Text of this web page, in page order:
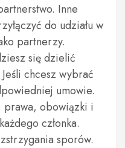
Inne
do udziału w
partnerzy.
się dzielić
chcesz wybrać
umowie.
prawa, obowiązki i
członka.
sporów.